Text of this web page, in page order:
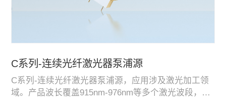
C系列-连续光纤激光器泵浦源
C系列-连续光纤激光器泵浦源，应用涉及激光加工领
域。产品波长覆盖915nm-976nm等多个激光波段，功